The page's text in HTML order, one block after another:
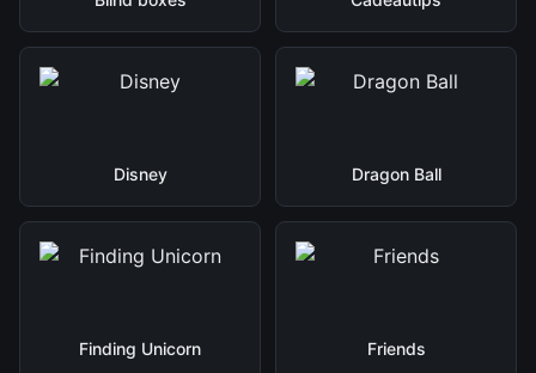
Disney Dragon Ball
Finding Unicorn Friends